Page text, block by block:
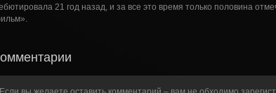
21 год назад, и за все это время только половина
Комментарии